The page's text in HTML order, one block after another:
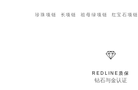
珍珠项链 长项链 祖母绿项链 红宝石项链
REDLINE质保
钻石与金认证